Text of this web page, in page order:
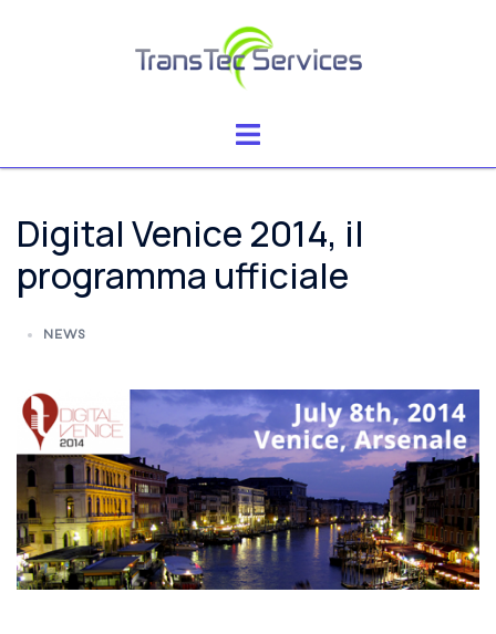
Mostra/Nascondi
Digital Venice 2014, il
programma ufficiale
NEWS